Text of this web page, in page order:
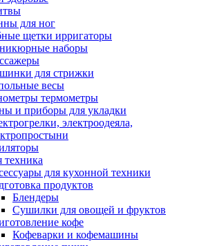
для ног
щетки ирригаторы
наборы
для стрижки
весы
термометры
и приборы для укладки
электроодеяла,
техника
для кухонной техники
продуктов
Блендеры
Сушилки для овощей и фруктов
кофе
Кофеварки и кофемашины